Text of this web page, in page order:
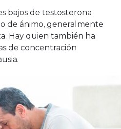
bajos de testosterona
de ánimo, generalmente
Hay quien también ha
de concentración